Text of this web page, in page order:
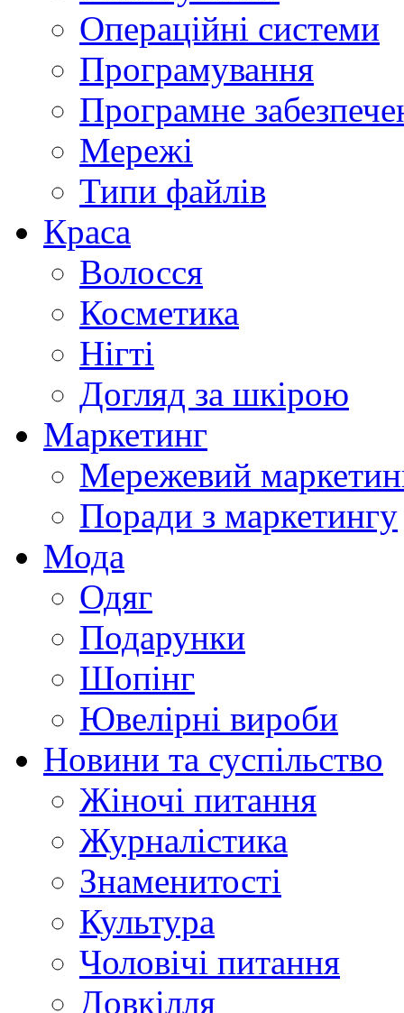
Операційні системи
Програмування
Програмне
Мережі
Типи файлів
Краса
Волосся
Косметика
Нігті
Догляд за шкірою
Маркетинг
Мережевий
Поради з маркетингу
Мода
Одяг
Подарунки
Шопінг
Ювелірні вироби
Новини та суспільство
Жіночі питання
Журналістика
Знаменитості
Культура
Чоловічі питання
Довкілля